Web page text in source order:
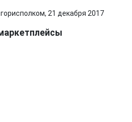
21 декабря 2017